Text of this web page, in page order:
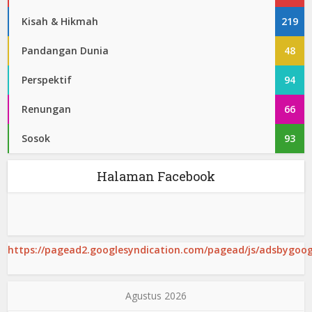
Kisah & Hikmah 219
Pandangan Dunia 48
Perspektif 94
Renungan 66
Sosok 93
Halaman Facebook
https://pagead2.googlesyndication.com/pagead/js/
Agustus 2026